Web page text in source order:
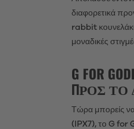
διαφορετικά
rabbit κουνελάκι
μοναδικές
G FOR
ΠΡΟΣ ΤΟ
Τώρα μπορείς
(IPX7), το G for